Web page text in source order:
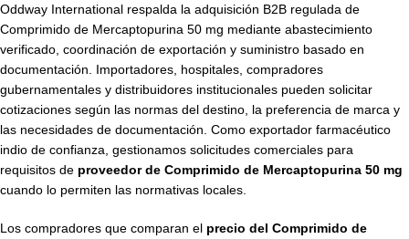
Oddway International respalda la adquisición B2B regulada de
Comprimido de Mercaptopurina 50 mg mediante abastecimiento
verificado, coordinación de exportación y suministro basado en
documentación. Importadores, hospitales, compradores
gubernamentales y distribuidores institucionales pueden solicitar
cotizaciones según las normas del destino, la preferencia de marca y
las necesidades de documentación. Como exportador farmacéutico
indio de confianza, gestionamos solicitudes comerciales para
requisitos de proveedor de Comprimido de Mercaptopurina 50 mg
cuando lo permiten las normativas locales.
Los compradores que comparan el precio del Comprimido de